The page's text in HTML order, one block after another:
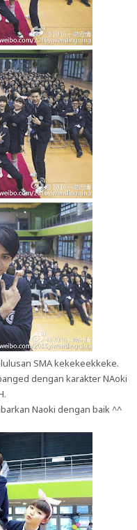
SMA kekekeekkeke.
dengan karakter NAoki
Naoki dengan baik ^^